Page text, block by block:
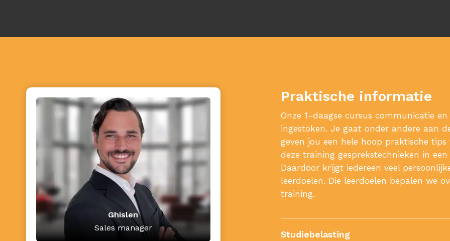
Praktische informatie
Onze 1-daagse cursus communicatie
ingestoken. Je gaat onder andere aan
geven jou een hele hoop praktische
deze training gesprekstechnieken in
Daardoor krijgt iedereen veel
leerdoelen. Die leerdoelen bepalen we
training.
Studiebelasting
Ghislen
Sales manager